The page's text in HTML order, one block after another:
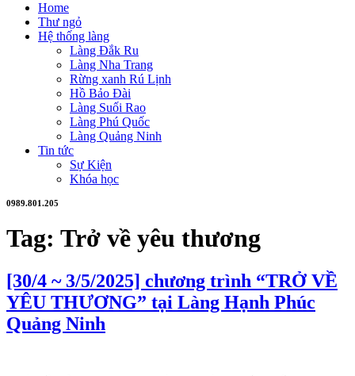
Home
Thư ngỏ
Hệ thống làng
Làng Đắk Ru
Làng Nha Trang
Rừng xanh Rú Lịnh
Hồ Bảo Đài
Làng Suối Rao
Làng Phú Quốc
Làng Quảng Ninh
Tin tức
Sự Kiện
Khóa học
0989.801.205
Tag: Trở về yêu thương
[30/4 ~ 3/5/2025] chương trình “TRỞ VỀ
YÊU THƯƠNG” tại Làng Hạnh Phúc
Quảng Ninh